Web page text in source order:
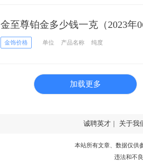
金至尊铂金多少钱一克（2023年
金饰价格 单位 产品名称 纯度
加载更多
诚聘英才 关于我
本站所有文章、数据仅供
违法和不